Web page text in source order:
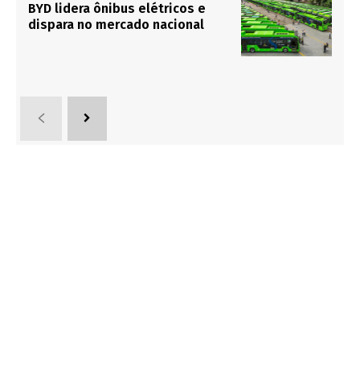
BYD lidera ônibus elétricos e
dispara no mercado nacional